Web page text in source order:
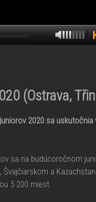
(Ostrava,
2020 sa
sa na budúcoročnom
Švajčiarskom a
5 200 miest.